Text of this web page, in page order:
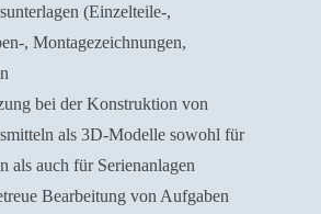
(Einzelteile-,
, Montagezeichnungen,
bei der Konstruktion von
als 3D-Modelle sowohl für
als auch für Serienanlagen
Bearbeitung von Aufgaben